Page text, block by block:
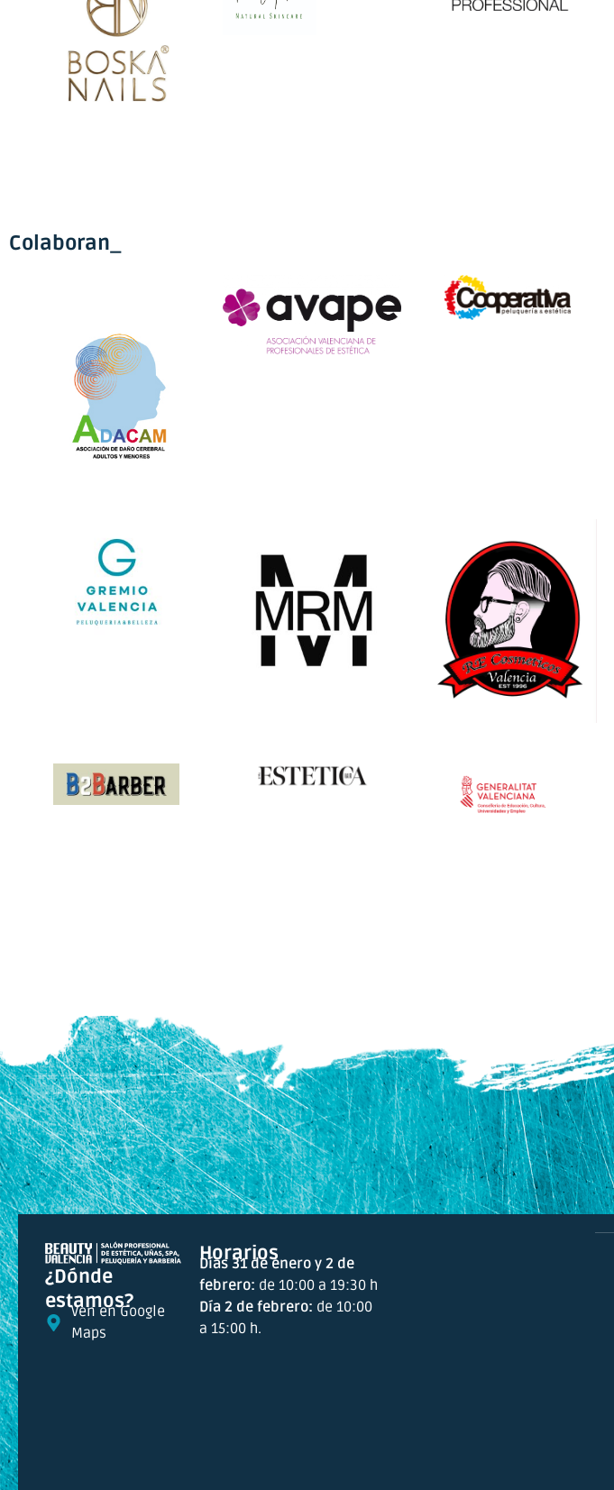
Colaboran_
¿Dónde
estamos?
Ven en Google
Maps
Horarios
Días 31 de enero y 2 de
febrero: de 10:00 a 19:30 h
Día 2 de febrero: de 10:00
a 15:00 h.